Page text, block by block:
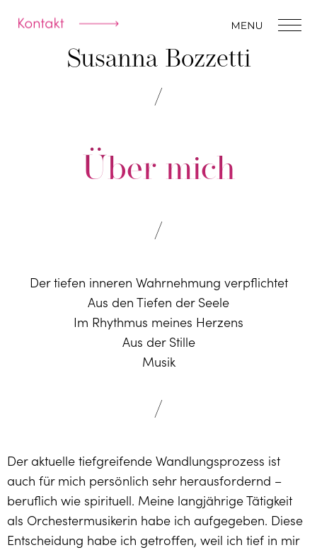
Susanna Bozzetti
Über mich
/
Der tiefen inneren Wahrnehmung verpflichtet
Aus den Tiefen der Seele
Im Rhythmus meines Herzens
Aus der Stille
Musik
/
Der aktuelle tiefgreifende Wandlungs­prozess ist
auch für mich persönlich sehr herausfordernd –
beruflich wie spirituell. Meine langjährige Tätigkeit
als Orchester­musikerin habe ich aufgegeben. Diese
Entscheidung habe ich getroffen, weil ich tief in mir